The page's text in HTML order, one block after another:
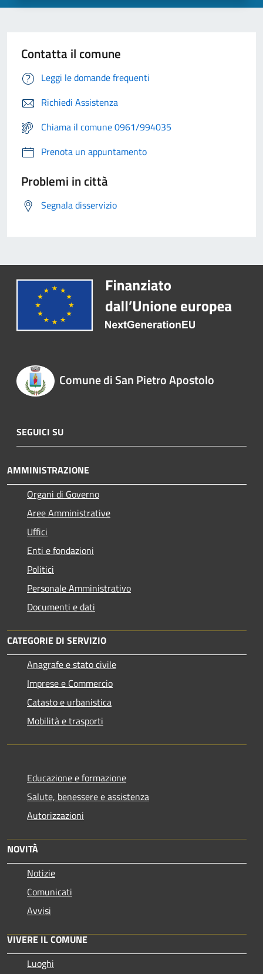
Contatta il comune
Leggi le domande frequenti
Richiedi Assistenza
Chiama il comune 0961/994035
Prenota un appuntamento
Problemi in città
Segnala disservizio
Comune di San Pietro Apostolo
SEGUICI SU
AMMINISTRAZIONE
Organi di Governo
Aree Amministrative
Uffici
Enti e fondazioni
Politici
Personale Amministrativo
Documenti e dati
CATEGORIE DI SERVIZIO
Anagrafe e stato civile
Imprese e Commercio
Catasto e urbanistica
Mobilità e trasporti
Educazione e formazione
Salute, benessere e assistenza
Autorizzazioni
NOVITÀ
Notizie
Comunicati
Avvisi
VIVERE IL COMUNE
Luoghi